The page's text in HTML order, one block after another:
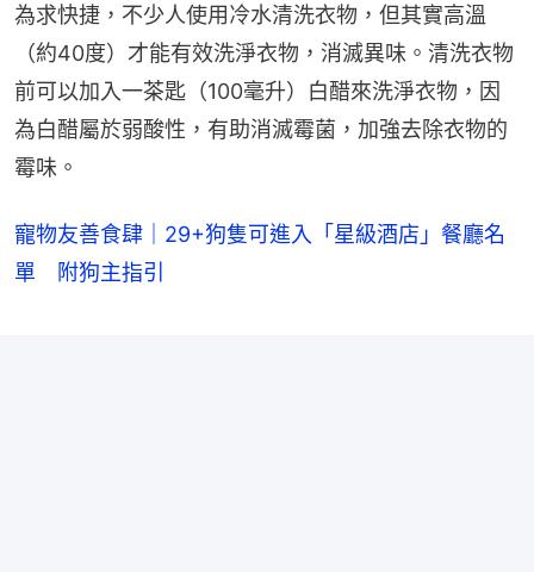
為求快捷，不少人使用冷水清洗衣物，但其實高溫
（約40度）才能有效洗淨衣物，消滅異味。清洗衣物
前可以加入一茶匙（100毫升）白醋來洗淨衣物，因
為白醋屬於弱酸性，有助消滅霉菌，加強去除衣物的
霉味。
寵物友善食肆｜29+狗隻可進入「星級酒店」餐廳名
單 附狗主指引